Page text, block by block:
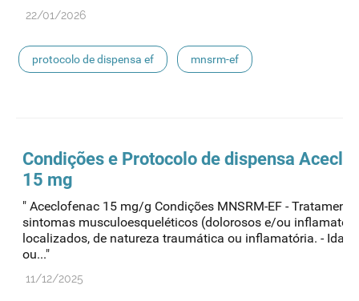
22/01/2026
protocolo de dispensa ef mnsrm-ef
Condições e Protocolo de dispensa
15 mg
" Aceclofenac 15 mg/g Condições MNSRM-EF -
sintomas musculoesqueléticos (dolorosos e/ou
localizados, de natureza traumática ou inflamatória. -
ou..."
11/12/2025